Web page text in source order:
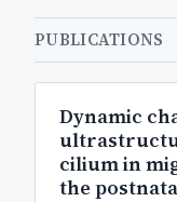
PUBLICATIONS
Dynamic
cilium in
the